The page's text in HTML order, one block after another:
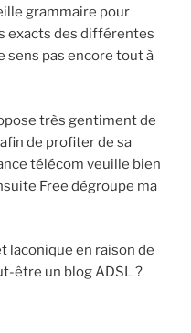
grammaire pour
exacts des différentes
sens pas encore tout à
très gentiment de
de profiter de sa
télécom veuille bien
Free dégroupe ma
laconique en raison de
être un blog ADSL ?